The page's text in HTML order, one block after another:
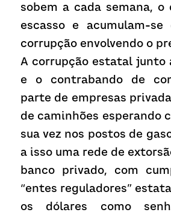
sobem a cada semana, o
escasso e acumulam-se
corrupção envolvendo o
A corrupção estatal junto
e o contrabando de
parte de empresas
de caminhões esperando
sua vez nos postos de
a isso uma rede de
banco privado, com
“entes reguladores”
os dólares como